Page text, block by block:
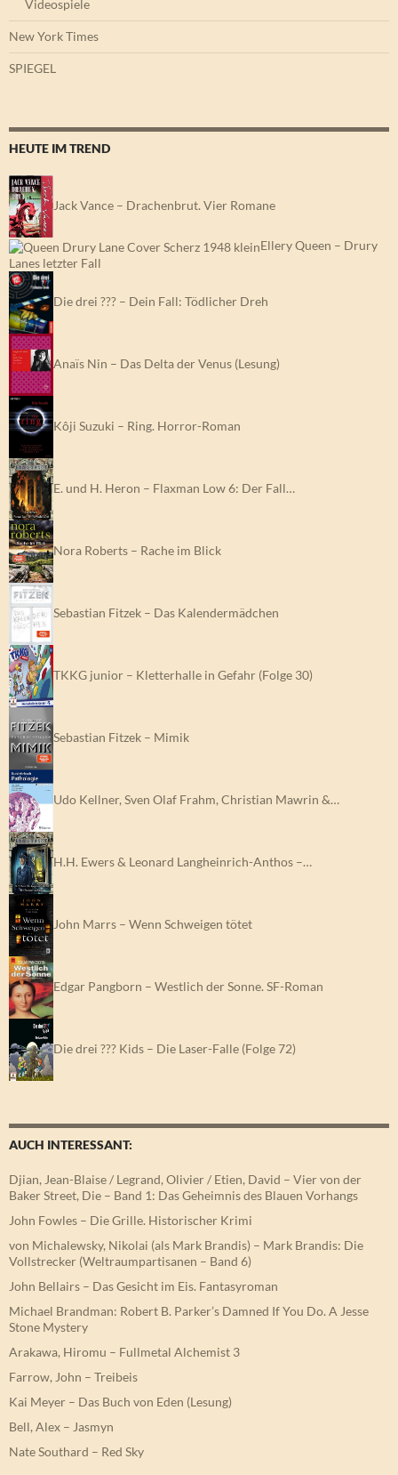
Videospiele
New York Times
SPIEGEL
HEUTE IM TREND
Jack Vance – Drachenbrut. Vier Romane
Ellery Queen – Drury
Lanes letzter Fall
Die drei ??? – Dein Fall: Tödlicher Dreh
Anaïs Nin – Das Delta der Venus (Lesung)
Kôji Suzuki – Ring. Horror-Roman
E. und H. Heron – Flaxman Low 6: Der Fall…
Nora Roberts – Rache im Blick
Sebastian Fitzek – Das Kalendermädchen
TKKG junior – Kletterhalle in Gefahr (Folge 30)
Sebastian Fitzek – Mimik
Udo Kellner, Sven Olaf Frahm, Christian Mawrin &…
H.H. Ewers & Leonard Langheinrich-Anthos –…
John Marrs – Wenn Schweigen tötet
Edgar Pangborn – Westlich der Sonne. SF-Roman
Die drei ??? Kids – Die Laser-Falle (Folge 72)
AUCH INTERESSANT:
Djian, Jean-Blaise / Legrand, Olivier / Etien, David – Vier von der
Baker Street, Die – Band 1: Das Geheimnis des Blauen Vorhangs
John Fowles – Die Grille. Historischer Krimi
von Michalewsky, Nikolai (als Mark Brandis) – Mark Brandis: Die
Vollstrecker (Weltraumpartisanen – Band 6)
John Bellairs – Das Gesicht im Eis. Fantasyroman
Michael Brandman: Robert B. Parker’s Damned If You Do. A Jesse
Stone Mystery
Arakawa, Hiromu – Fullmetal Alchemist 3
Farrow, John – Treibeis
Kai Meyer – Das Buch von Eden (Lesung)
Bell, Alex – Jasmyn
Nate Southard – Red Sky